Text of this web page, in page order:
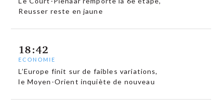
Reusser reste en jaune
18:42
ECONOMIE
L’Europe finit sur de faibles variations,
le Moyen-Orient inquiète de nouveau